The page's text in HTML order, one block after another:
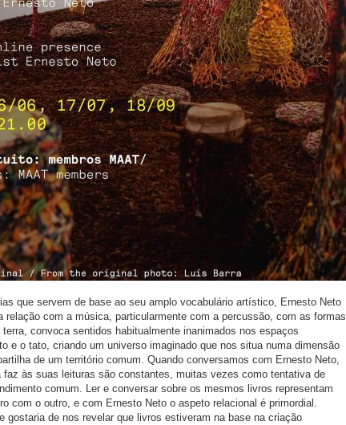
que servem de base ao seu amplo vocabulário artístico, Ernesto Neto
relação com a música, particularmente com a percussão, com as formas
convoca sentidos habitualmente inanimados nos espaços
e o tato, criando um universo imaginado que nos situa numa dimensão
de um território comum. Quando conversamos com Ernesto Neto,
faz às suas leituras são constantes, muitas vezes como tentativa de
comum. Ler e conversar sobre os mesmos livros representam
com o outro, e com Ernesto Neto o aspeto relacional é primordial.
gostaria de nos revelar que livros estiveram na base na criação